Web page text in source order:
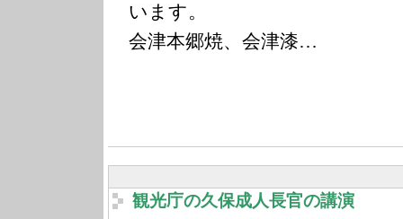
います。
会津本郷焼、会津漆…
観光庁の久保成人長官の講演